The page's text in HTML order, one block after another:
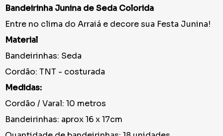
Bandeirinha Junina de Seda Colorida
Entre no clima do Arraiá e decore sua Festa Junina!
Material
Bandeirinhas: Seda
Cordão: TNT - costurada
Medidas:
Cordão / Varal: 10 metros
Bandeirinhas: aprox 16 x 17cm